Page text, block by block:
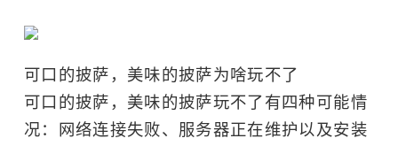
可口的披萨，美味的披萨为啥玩不了
可口的披萨，美味的披萨玩不了有四种可能情
况：网络连接失败、服务器正在维护以及安装